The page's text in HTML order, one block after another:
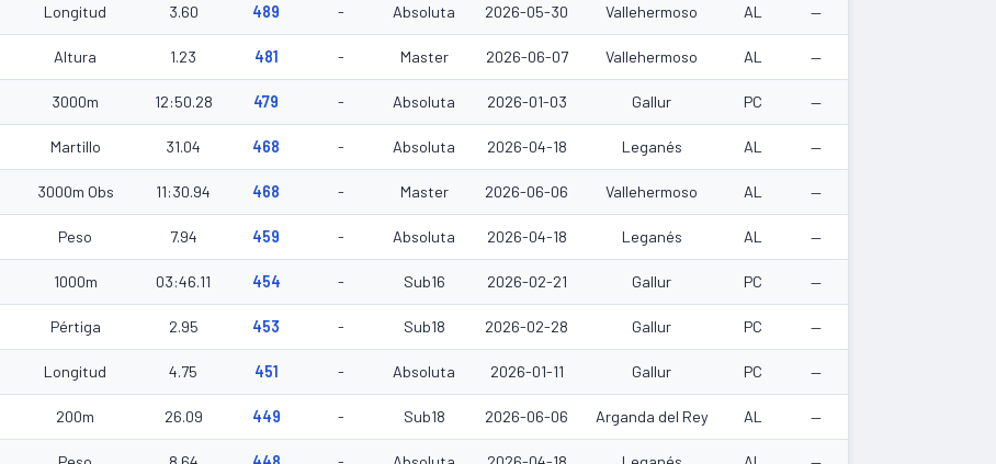
Longitud 3.60 489 - Absoluta 2026-05-30 Vallehermoso AL —
Altura 1.23 481 - Master 2026-06-07 Vallehermoso AL —
3000m 12:50.28 479 - Absoluta 2026-01-03 Gallur PC —
Martillo 31.04 468 - Absoluta 2026-04-18 Leganés AL —
3000m Obs 11:30.94 468 - Master 2026-06-06 Vallehermoso AL —
Peso 7.94 459 - Absoluta 2026-04-18 Leganés AL —
1000m 03:46.11 454 - Sub16 2026-02-21 Gallur PC —
Pértiga 2.95 453 - Sub18 2026-02-28 Gallur PC —
Longitud 4.75 451 - Absoluta 2026-01-11 Gallur PC —
200m 26.09 449 - Sub18 2026-06-06 Arganda del Rey AL —